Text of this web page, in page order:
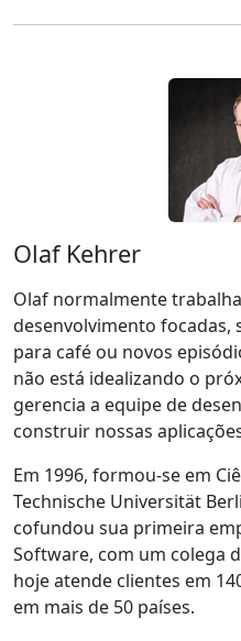
Olaf Kehrer
Olaf normalmente
desenvolvimento focadas,
para café ou novos
não está idealizando o
gerencia a equipe de
construir nossas
Em 1996, formou-se em
Technische Universität
cofundou sua primeira
Software, com um colega
hoje atende clientes em
em mais de 50 países.